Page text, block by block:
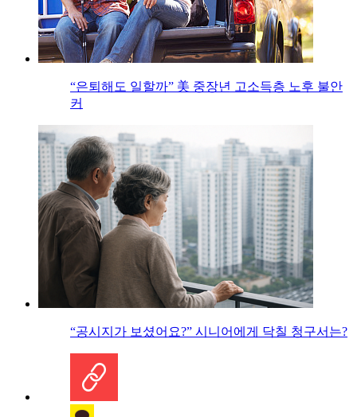
“은퇴해도 일할까” 美 중장년 고소득층 노후 불안
커
“공시지가 보셨어요?” 시니어에게 닥칠 청구서는?